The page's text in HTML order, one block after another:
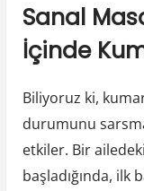
Sanal
İçinde
Biliyoruz ki,
durumunu
etkiler. Bir
başladığında, ilk